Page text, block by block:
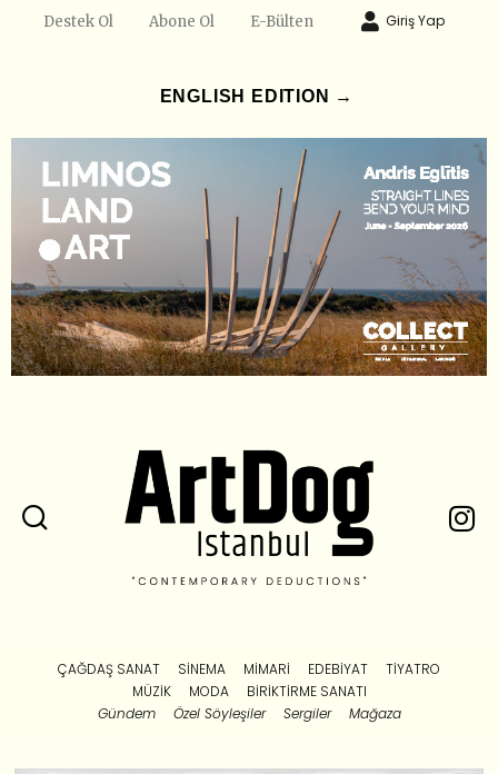
Destek Ol Abone Ol E-Bülten Giriş Yap
ENGLISH EDITION →
ÇAĞDAŞ SANAT SINEMA MIMARI EDEBIYAT
TIYATRO
MÜZIK
MODA
BIRIKTIRME SANATI
Gündem
Özel Söyleşiler Sergiler Mağaza